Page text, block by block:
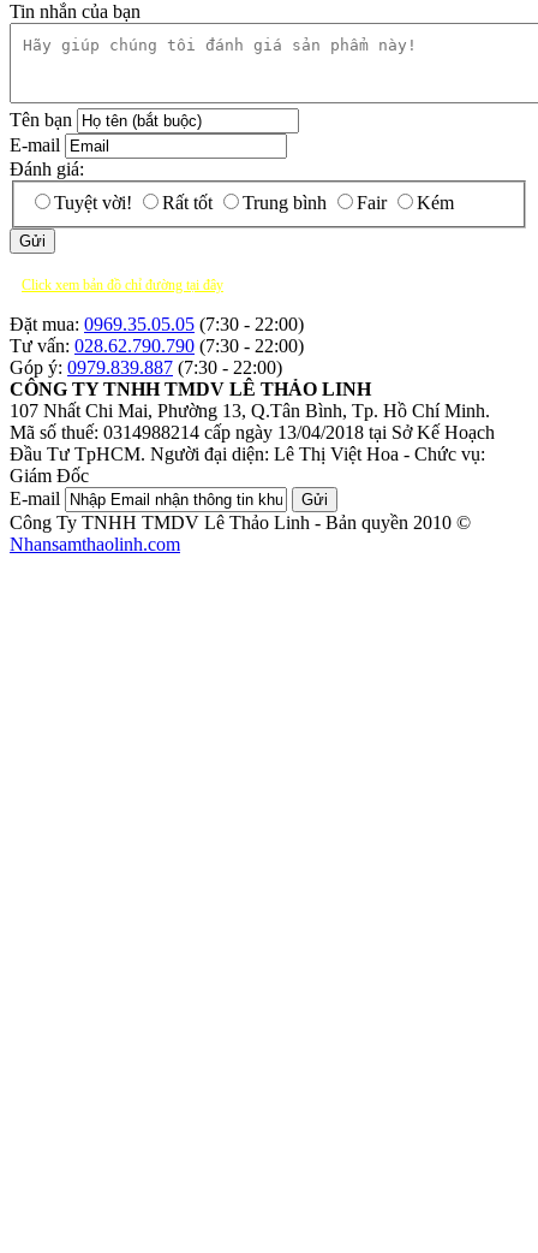
Tin nhắn của bạn
Tên bạn
E-mail
Đánh giá:
Tuyệt vời!
Rất tốt Trung bình Fair Kém
Click xem bản đồ chỉ đường tại đây
Đặt mua: 0969.35.05.05 (7:30 - 22:00)
Tư vấn: 028.62.790.790 (7:30 - 22:00)
Góp ý: 0979.839.887 (7:30 - 22:00)
CÔNG TY TNHH TMDV LÊ THẢO LINH
107 Nhất Chi Mai, Phường 13, Q.Tân Bình, Tp. Hồ Chí Minh.
Mã số thuế: 0314988214 cấp ngày 13/04/2018 tại Sở Kế Hoạch
Đầu Tư TpHCM. Người đại diện: Lê Thị Việt Hoa - Chức vụ:
Giám Đốc
E-mail
Gửi
Công Ty TNHH TMDV Lê Thảo Linh - Bản quyền 2010 ©
Nhansamthaolinh.com